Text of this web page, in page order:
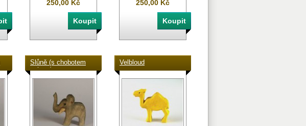
250,00 Kč 250,00 Kč
Slůně (s chobotem
nahoru)
Velbloud